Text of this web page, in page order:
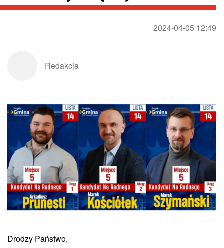
2024-04-05 12:49
Redakcja
Drodzy Państwo,